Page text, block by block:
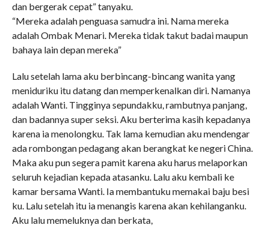
dan bergerak cepat” tanyaku.
“Mereka adalah penguasa samudra ini. Nama mereka
adalah Ombak Menari. Mereka tidak takut badai maupun
bahaya lain depan mereka”
Lalu setelah lama aku berbincang-bincang wanita yang
meniduriku itu datang dan memperkenalkan diri. Namanya
adalah Wanti. Tingginya sepundakku, rambutnya panjang,
dan badannya super seksi. Aku berterima kasih kepadanya
karena ia menolongku. Tak lama kemudian aku mendengar
ada rombongan pedagang akan berangkat ke negeri China.
Maka aku pun segera pamit karena aku harus melaporkan
seluruh kejadian kepada atasanku. Lalu aku kembali ke
kamar bersama Wanti. Ia membantuku memakai baju besi
ku. Lalu setelah itu ia menangis karena akan kehilanganku.
Aku lalu memeluknya dan berkata,